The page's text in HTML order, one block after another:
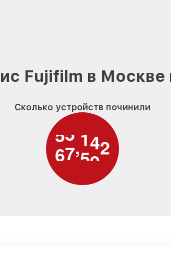
Fujifilm
Fujifilm в Москве
Сколько устройств починили
61,000